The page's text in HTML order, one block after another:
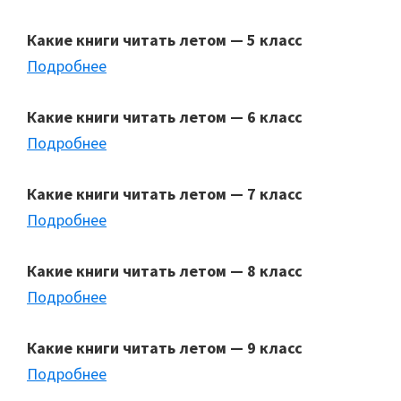
Какие книги читать летом — 5 класс
Подробнее
Какие книги читать летом — 6 класс
Подробнее
Какие книги читать летом — 7 класс
Подробнее
Какие книги читать летом — 8 класс
Подробнее
Какие книги читать летом — 9 класс
Подробнее